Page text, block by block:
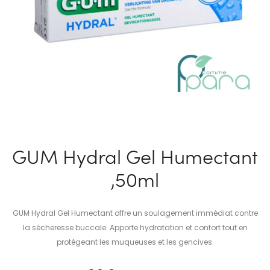
GUM Hydral Gel Humectant
,50ml
GUM Hydral Gel Humectant offre un soulagement immédiat contre
la sécheresse buccale. Apporte hydratation et confort tout en
protégeant les muqueuses et les gencives.